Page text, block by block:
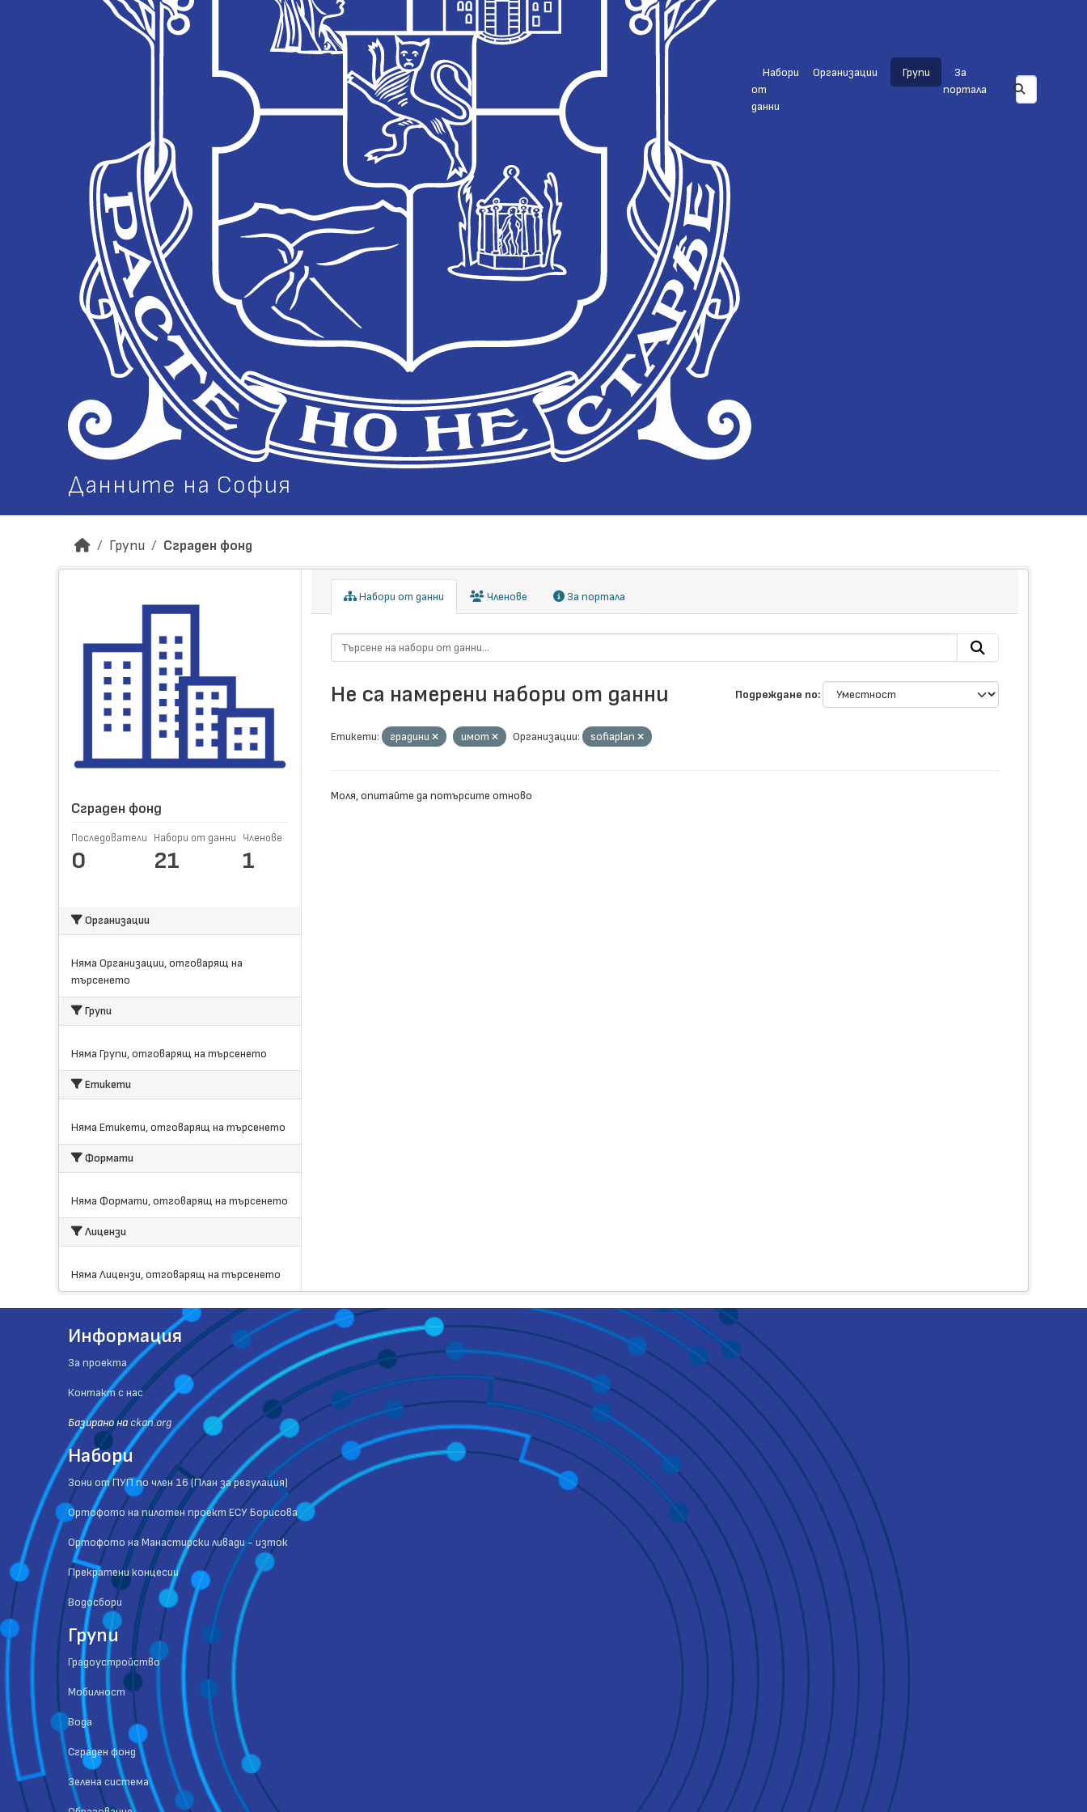
Данните на София
Набори
от
данни
Организации Групи
За
портала
Групи Сграден фонд
Сграден фонд
Последователи
0
Набори от данни
21
Членове
1
Организации
Няма Организации, отговарящ на
търсенето
Групи
Няма Групи, отговарящ на търсенето
Етикети
Няма Етикети, отговарящ на търсенето
Формати
Няма Формати, отговарящ на търсенето
Лицензи
Няма Лицензи, отговарящ на търсенето
Набори от данни Членове За портала
Подреждане по
Не са намерени набори от данни
Етикети: градини имот Организации: sofiaplan
Моля, опитайте да потърсите отново
Информация
За проекта
Контакт с нас
Базиранo на ckan.org
Набори
Зони от ПУП по член 16 (План за регулация)
Ортофото на пилотен проект ЕСУ Борисова
Ортофото на Манастирски ливади - изток
Прекратени концесии
Водосбори
Групи
Градоустройство
Мобилност
Вода
Сграден фонд
Зелена система